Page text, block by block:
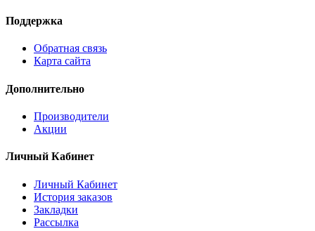
Поддержка
Обратная связь
Карта сайта
Дополнительно
Производители
Акции
Личный Кабинет
Личный Кабинет
История заказов
Закладки
Рассылка